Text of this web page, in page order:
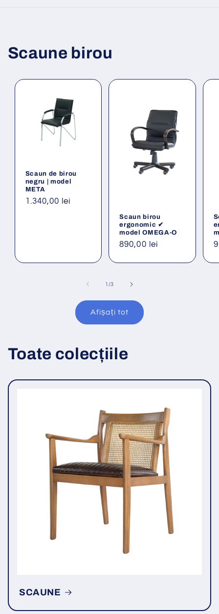
Scaune birou
Scaun de birou
negru | model
META
Preț
1.340,00 lei
Scaun birou
ergonomic ✔
model OMEGA-O
Preț
890,00 lei
1 /din
3
Afișați tot
Toate colecțiile
SCAUNE